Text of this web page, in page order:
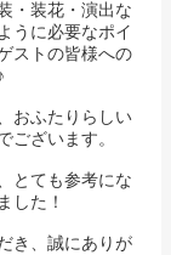
・装花・演出な
うに必要なポイ
ストの皆様への
おふたりらしい
ございます。
とても参考にな
した！
き、誠にありが